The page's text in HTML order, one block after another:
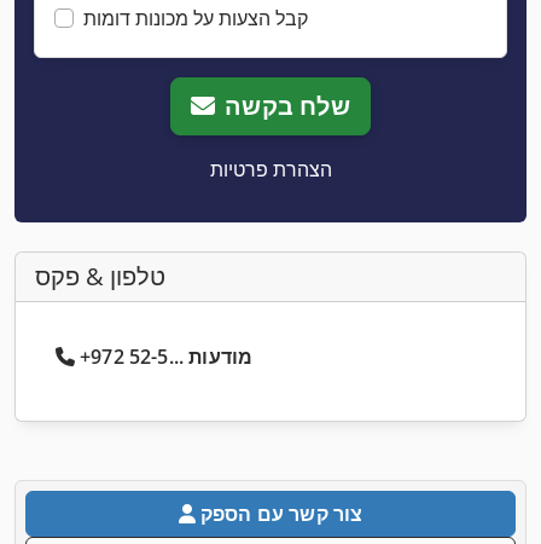
קבל הצעות על מכונות דומות
שלח בקשה
הצהרת פרטיות
טלפון & פקס
+972 52-5... מודעות
צור קשר עם הספק